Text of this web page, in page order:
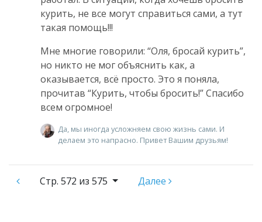
курить, не все могут справиться сами, а тут
такая помощь!!!
Мне многие говорили: “Оля, бросай курить”,
но никто не мог объяснить как, а
оказывается, всё просто. Это я поняла,
прочитав “Курить, чтобы бросить!” Спасибо
всем огромное!
Да, мы иногда усложняем свою жизнь сами. И
делаем это напрасно. Привет Вашим друзьям!
Стр. 572 из 575 Далее